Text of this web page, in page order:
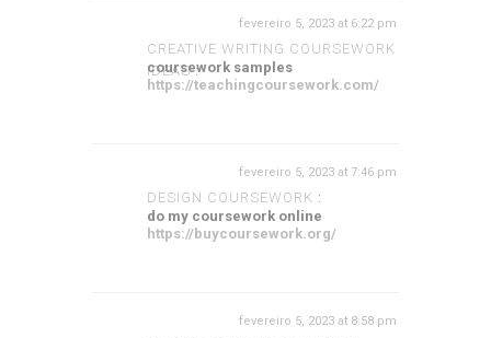
CREATIVE WRITING COURSEWORK
IDEAS:
fevereiro 5, 2023 at 6:22 pm
coursework samples
https://teachingcoursework.com/
DESIGN COURSEWORK :
fevereiro 5, 2023 at 7:46 pm
do my coursework online
https://buycoursework.org/
fevereiro 5, 2023 at 8:58 pm